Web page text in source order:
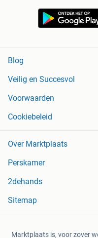
Blog
Veilig en Succesvol
Voorwaarden
Cookiebeleid
Over Marktplaats
Perskamer
2dehands
Sitemap
Marktplaats is, voor zover